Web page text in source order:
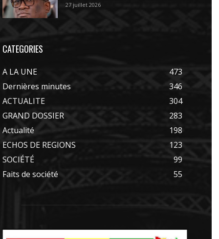
27 juillet 2026
CATEGORIES
A LA UNE
473
Dernières minutes
346
ACTUALITE
304
GRAND DOSSIER
283
Actualité
198
ECHOS DE REGIONS
123
SOCIÉTÉ
99
Faits de société
55